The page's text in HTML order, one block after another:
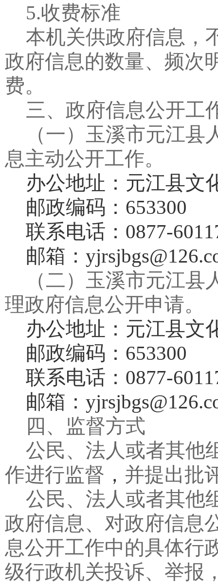
5.收费标准
本机关供政府信息，
政府信息的数量、频次
费。
三、政府信息公开工
（一）玉溪市元江
息主动公开工作。
办公地址：元江县文
邮政编码： 653300
联系电话： 0877-6
邮箱：
（二）玉溪市元江
理政府信息公开申请。
办公地址：元江县文
邮政编码： 653300
联系电话： 0877-6
邮箱：
四、监督方式
公民、法人或者其他
作进行监督 ， 并提出批
公民、法人或者其他
政府信息、对政府信息
息公开工作中的具体行
级行政机关投诉、举报